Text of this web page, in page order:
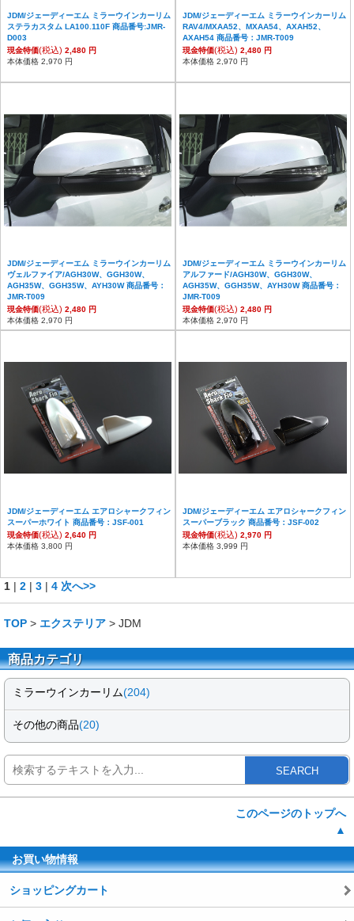
JDM/ジェーディーエム ミラーウインカーリム
ステラカスタム LA100.110F 商品番号:JMR-
D003
現金特価(税込) 2,480 円
本体価格 2,970 円
JDM/ジェーディーエム ミラーウインカーリム
RAV4/MXAA52、MXAA54、AXAH52、
AXAH54 商品番号：JMR-T009
現金特価(税込) 2,480 円
本体価格 2,970 円
JDM/ジェーディーエム ミラーウインカーリム
ヴェルファイア/AGH30W、GGH30W、
AGH35W、GGH35W、AYH30W 商品番号：
JMR-T009
現金特価(税込) 2,480 円
本体価格 2,970 円
JDM/ジェーディーエム ミラーウインカーリム
アルファード/AGH30W、GGH30W、
AGH35W、GGH35W、AYH30W 商品番号：
JMR-T009
現金特価(税込) 2,480 円
本体価格 2,970 円
JDM/ジェーディーエム エアロシャークフィン
スーパーホワイト 商品番号：JSF-001
現金特価(税込) 2,640 円
本体価格 3,800 円
JDM/ジェーディーエム エアロシャークフィン
スーパーブラック 商品番号：JSF-002
現金特価(税込) 2,970 円
本体価格 3,999 円
1 | 2 | 3 | 4 次へ>>
TOP > エクステリア > JDM
商品カテゴリ
ミラーウインカーリム(204)
その他の商品(20)
SEARCH
このページのトップへ
▲
お買い物情報
ショッピングカート